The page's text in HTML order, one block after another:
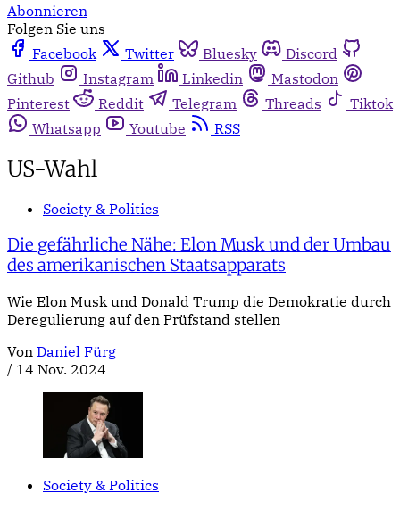
Abonnieren
Folgen Sie uns
Facebook
Twitter Bluesky
Discord
Github
Instagram Linkedin
Mastodon
Pinterest
Reddit Telegram Threads
Tiktok
Whatsapp
Youtube RSS
US-Wahl
Society & Politics
Die gefährliche Nähe: Elon Musk und der Umbau
des amerikanischen Staatsapparats
Wie Elon Musk und Donald Trump die Demokratie durch
Deregulierung auf den Prüfstand stellen
Von Daniel Fürg
/ 14 Nov. 2024
Society & Politics